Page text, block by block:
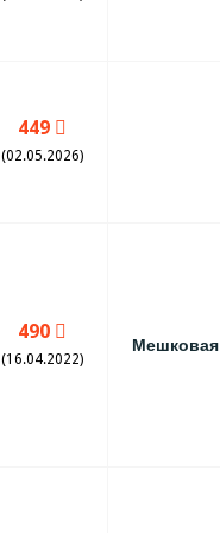
449
(02.05.2026)
490
(16.04.2022)
Мешковая